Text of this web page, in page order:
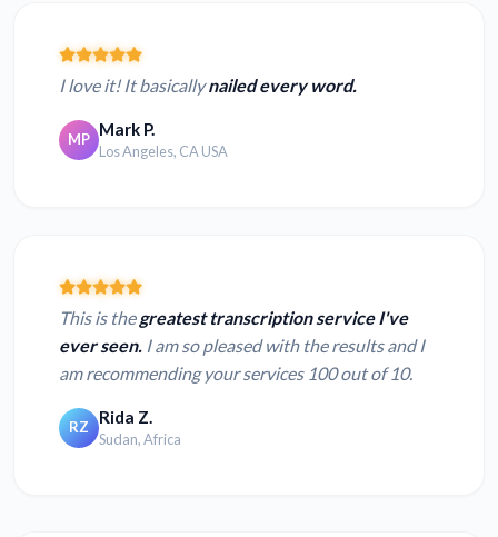
I love it! It basicallynailed every word.
MP Mark P.
Los Angeles, CA USA
This is thegreatest transcription service I've
ever seen. I am so pleased with the results and I
am recommending your services 100 out of 10.
RZ Rida Z.
Sudan, Africa